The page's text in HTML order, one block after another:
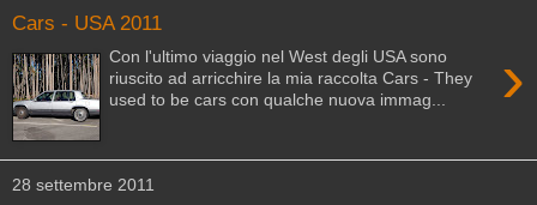
Cars - USA 2011
›
Con l'ultimo viaggio nel West degli USA sono
riuscito ad arricchire la mia raccolta Cars - They
used to be cars con qualche nuova immag...
28 settembre 2011